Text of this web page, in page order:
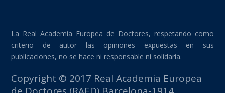
La Real Academia Europea de Doctores, respetando como
criterio de autor las opiniones expuestas en sus
publicaciones, no se hace ni responsable ni solidaria.
Copyright © 2017 Real Academia Europea